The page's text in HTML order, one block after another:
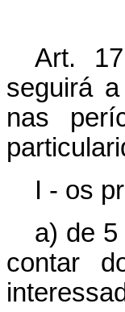
Art.
seguirá
nas
I - os
a) de
contar